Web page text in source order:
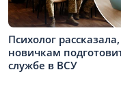
Психолог
новичкам
службе в ВСУ